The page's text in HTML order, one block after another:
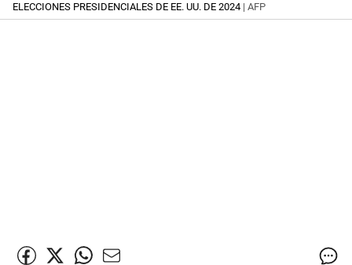
ELECCIONES PRESIDENCIALES DE EE. UU. DE 2024 | AFP